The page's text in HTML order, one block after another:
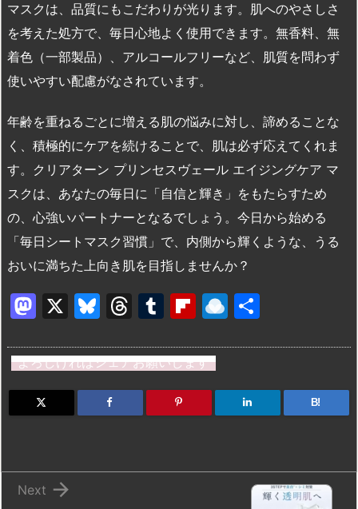
マスクは、品質にもこだわりが光ります。肌へのやさしさ
を考えた処方で、毎日心地よく使用できます。無香料、無
着色（一部製品）、アルコールフリーなど、肌質を問わず
使いやすい配慮がなされています。
年齢を重ねるごとに増える肌の悩みに対し、諦めることな
く、積極的にケアを続けることで、肌は必ず応えてくれま
す。クリアターン プリンセスヴェール エイジングケア マ
スクは、あなたの毎日に「自信と輝き」をもたらすため
の、心強いパートナーとなるでしょう。今日から始める
「毎日シートマスク習慣」で、内側から輝くような、うる
おいに満ちた上向き肌を目指しませんか？
M
st
o
d
X
Bl
e
s
k
T
e
a
d
T
m
bl
r
Fl
b
o
ar
R
n
dr
o
よろしければシェアお願いします
B!

Next